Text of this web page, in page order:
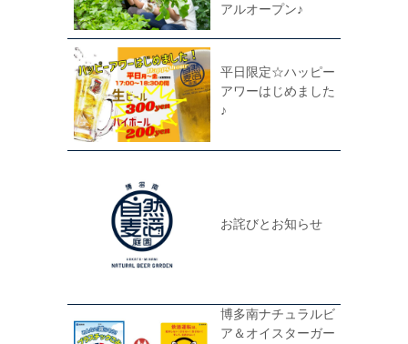
アルオープン♪
平日限定☆ハッピー
アワーはじめました
♪
お詫びとお知らせ
博多南ナチュラルビ
ア＆オイスターガー